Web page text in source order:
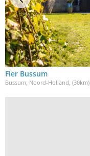
Fier Bussum
Bussum, Noord-Holland, (30km)